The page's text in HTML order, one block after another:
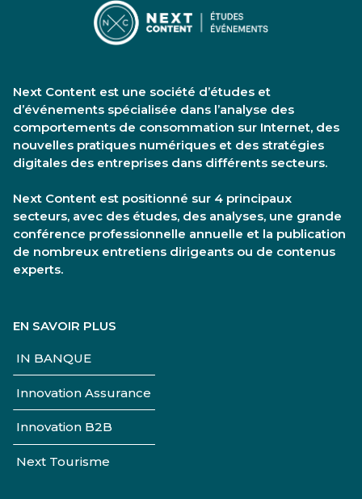
Next Content est une société d’études et
d’événements spécialisée dans l’analyse des
comportements de consommation sur Internet, des
nouvelles pratiques numériques et des stratégies
digitales des entreprises dans différents secteurs.
Next Content est positionné sur 4 principaux
secteurs, avec des études, des analyses, une grande
conférence professionnelle annuelle et la publication
de nombreux entretiens dirigeants ou de contenus
experts.
EN SAVOIR PLUS
IN BANQUE
Innovation Assurance
Innovation B2B
Next Tourisme